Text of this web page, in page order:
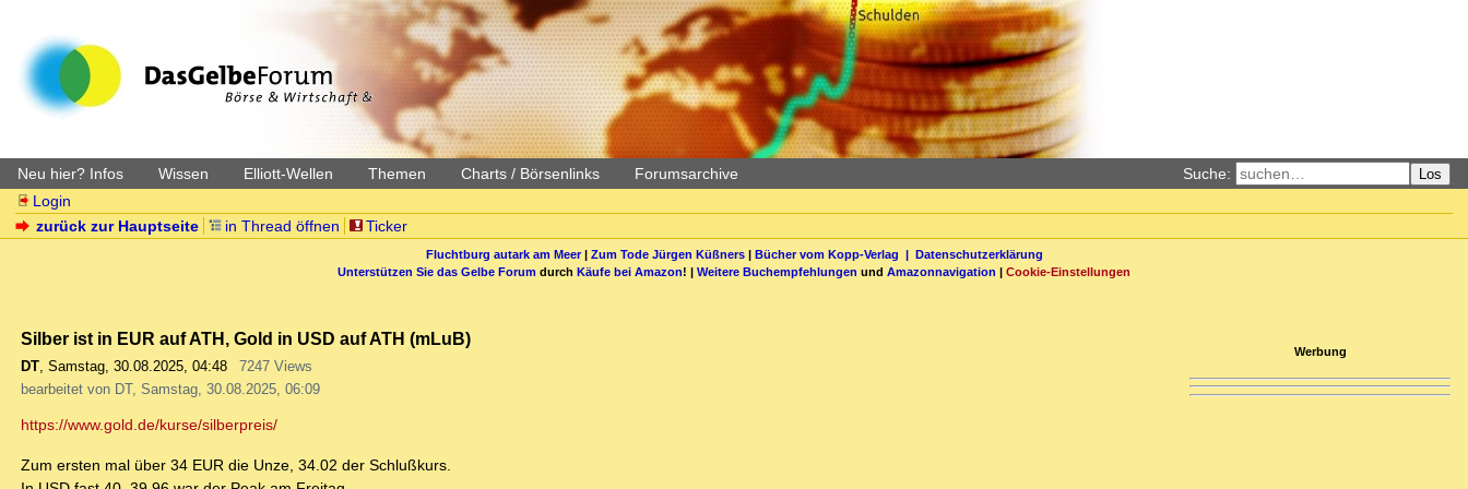
Neu hier? Infos Wissen Elliott-Wellen Themen Charts / Börsenlinks Forumsarchive Suche: Los
Login
zurück zur Hauptseite
in Thread öffnen Ticker
Fluchtburg autark am Meer| Zum Tode Jürgen Küßners| Bücher vom Kopp-Verlag | Datenschutzerklärung
Unterstützen Sie das Gelbe Forum durch Käufe bei Amazon! | Weitere Buchempfehlungen und Amazonnavigation | Cookie-Einstellungen
Silber ist in EUR auf ATH, Gold in USD auf ATH (mLuB)
DT, Samstag, 30.08.2025, 04:48
7247 Views
bearbeitet von DT, Samstag, 30.08.2025, 06:09
https://www.gold.de/kurse/silberpreis/
Zum ersten mal über 34 EUR die Unze, 34.02 der Schlußkurs.
Werbung